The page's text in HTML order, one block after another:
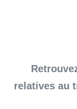
relatives au